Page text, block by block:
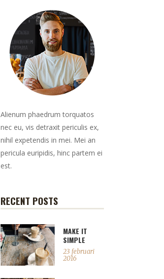
Alienum phaedrum torquatos
nec eu, vis detraxit periculis ex,
nihil expetendis in mei. Mei an
pericula euripidis, hinc partem ei
est.
RECENT POSTS
MAKE IT
SIMPLE
23 februari
2016